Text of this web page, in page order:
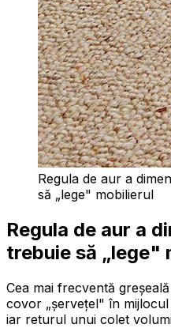
Regula de aur a
să „lege" mobilierul
Regula de aur a
trebuie să „lege"
Cea mai frecventă
covor „șervețel" în
iar returul unui colet